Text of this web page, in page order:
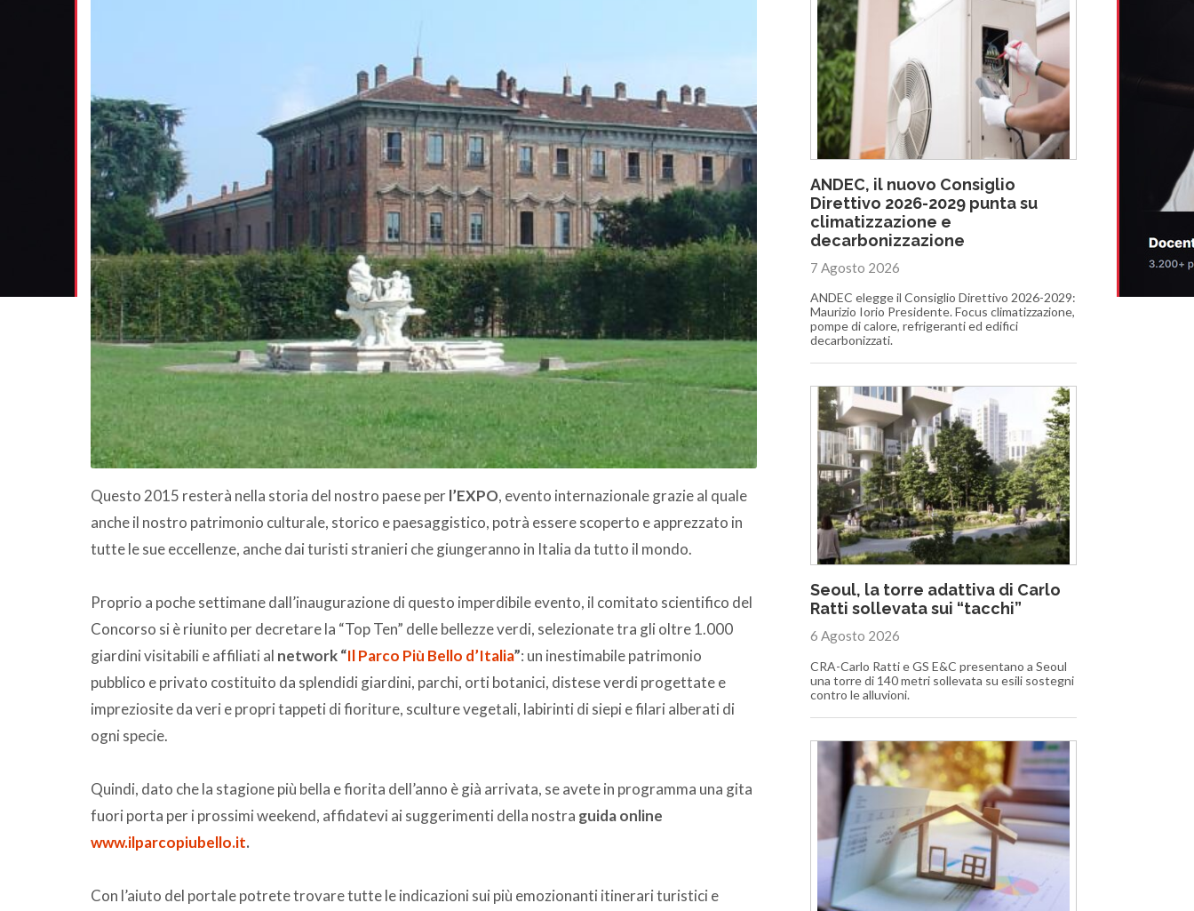
Questo 2015 resterà nella storia del nostro paese perl’EXPO, evento internazionale grazie al quale
anche il nostro patrimonio culturale, storico e paesaggistico, potrà essere scoperto e apprezzato in
tutte le sue eccellenze, anche dai turisti stranieri che giungeranno in Italia da tutto il mondo.
Proprio a poche settimane dall’inaugurazione di questo imperdibile evento, il comitato scientifico del
Concorso si è riunito per decretare la “Top Ten” delle bellezze verdi, selezionate tra gli oltre 1.000
giardini visitabili e affiliati al network “Il Parco Più Bello d’Italia”: un inestimabile patrimonio
pubblico e privato costituito da splendidi giardini, parchi, orti botanici, distese verdi progettate e
impreziosite da veri e propri tappeti di fioriture, sculture vegetali, labirinti di siepi e filari alberati di
ogni specie.
Quindi, dato che la stagione più bella e fiorita dell’anno è già arrivata, se avete in programma una gita
fuori porta per i prossimi weekend, affidatevi ai suggerimenti della nostra guida online
www.ilparcopiubello.it.
Con l’aiuto del portale potrete trovare tutte le indicazioni sui più emozionanti itinerari turistici e
ANDEC, il nuovo Consiglio
Direttivo 2026-2029 punta su
climatizzazione e
decarbonizzazione
7 Agosto 2026
ANDEC elegge il Consiglio Direttivo 2026-2029:
Maurizio Iorio Presidente. Focus climatizzazione,
pompe di calore, refrigeranti ed edifici
decarbonizzati.
Seoul, la torre adattiva di Carlo
Ratti sollevata sui “tacchi”
6 Agosto 2026
CRA-Carlo Ratti e GS E&C presentano a Seoul
una torre di 140 metri sollevata su esili sostegni
contro le alluvioni.